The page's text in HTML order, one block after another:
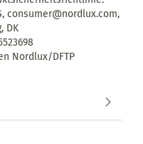
consumer@nordlux.com,
DK
Nordlux/DFTP